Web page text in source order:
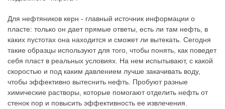
Для нефтяников керн - главный источник информации о
пласте: только он дает прямые ответы, есть ли там нефть, в
каких пустотах она находится и сможет ли вытекать. Сегодня
такие образцы используют для того, чтобы понять, как поведет
себя пласт в реальных условиях. На нем испытывают, с какой
скоростью и под каким давлением лучше закачивать воду,
чтобы эффективно вытеснить нефть. Пробуют разные
химические растворы, которые помогают отделить нефть от
стенок пор и повысить эффективность ее извлечения.